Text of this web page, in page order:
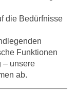
die Bedürfnisse
Funktionen
– unsere
ab.